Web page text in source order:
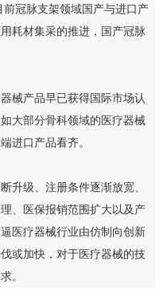
冠脉支架领域国产与进口产
耗材集采的推进，国产冠脉
产品早已获得国际市场认
大部分骨科领域的医疗器械
进口产品看齐。
级、注册条件逐渐放宽、
、医保报销范围扩大以及产
医疗器械行业由仿制向创新
或加快，对于医疗器械的技
。